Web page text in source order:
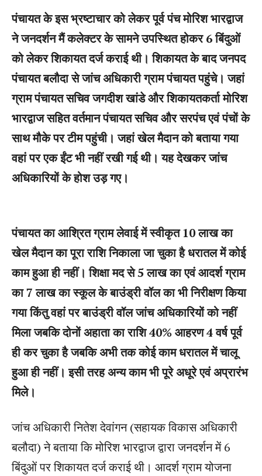
पंचायत के इस भ्रष्टाचार को लेकर पूर्व पंच मोरिश भारद्वाज
ने जनदर्शन मैं कलेक्टर के सामने उपस्थित होकर 6 बिंदुओं
को लेकर शिकायत दर्ज कराई थी। शिकायत के बाद जनपद
पंचायत बलौदा से जांच अधिकारी ग्राम पंचायत पहुंचे। जहां
ग्राम पंचायत सचिव जगदीश खांडे और शिकायतकर्ता मोरिश
भारद्वाज सहित वर्तमान पंचायत सचिव और सरपंच एवं पंचों के
साथ मौके पर टीम पहुंची। जहां खेल मैदान को बताया गया
वहां पर एक ईंट भी नहीं रखी गई थी। यह देखकर जांच
अधिकारियों के होश उड़ गए।
पंचायत का आश्रित ग्राम लेवाई में स्वीकृत 10 लाख का
खेल मैदान का पूरा राशि निकाला जा चुका है धरातल में कोई
काम हुआ ही नहीं। शिक्षा मद से 5 लाख का एवं आदर्श ग्राम
का 7 लाख का स्कूल के बाउंड्री वॉल का भी निरीक्षण किया
गया किंतु वहां पर बाउंड्री वॉल जांच अधिकारियों को नहीं
मिला जबकि दोनों अहाता का राशि 40% आहरण 4 वर्ष पूर्व
ही कर चुका है जबकि अभी तक कोई काम धरातल में चालू
हुआ ही नहीं। इसी तरह अन्य काम भी पूरे अधूरे एवं अप्रारंभ
मिले।
जांच अधिकारी नितेश देवांगन (सहायक विकास अधिकारी
बलौदा) ने बताया कि मोरिश भारद्वाज द्वारा जनदर्शन में 6
बिंदुओं पर शिकायत दर्ज कराई थी। आदर्श ग्राम योजना